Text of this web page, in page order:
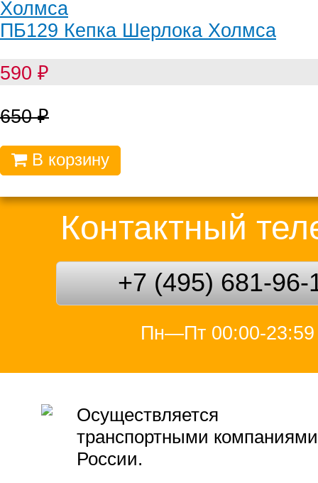
ПБ129 Кепка Шерлока Холмса
590 ₽
650₽
В корзину
Контактный
+7 (495) 681-96-
Пн—Пт 00:00-23:59
Осуществляется
транспортными компаниями
России.